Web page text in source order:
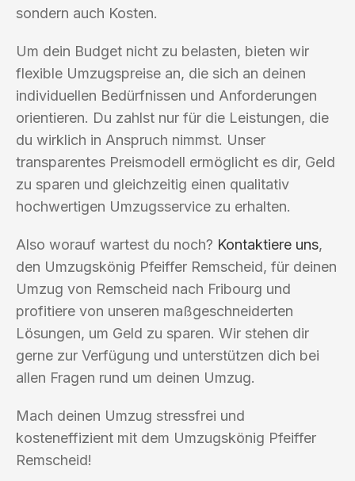
sondern auch Kosten.
Um dein Budget nicht zu belasten, bieten wir
flexible Umzugspreise an, die sich an deinen
individuellen Bedürfnissen und Anforderungen
orientieren. Du zahlst nur für die Leistungen, die
du wirklich in Anspruch nimmst. Unser
transparentes Preismodell ermöglicht es dir, Geld
zu sparen und gleichzeitig einen qualitativ
hochwertigen Umzugsservice zu erhalten.
Also worauf wartest du noch? Kontaktiere uns,
den Umzugskönig Pfeiffer Remscheid, für deinen
Umzug von Remscheid nach Fribourg und
profitiere von unseren maßgeschneiderten
Lösungen, um Geld zu sparen. Wir stehen dir
gerne zur Verfügung und unterstützen dich bei
allen Fragen rund um deinen Umzug.
Mach deinen Umzug stressfrei und
kosteneffizient mit dem Umzugskönig Pfeiffer
Remscheid!